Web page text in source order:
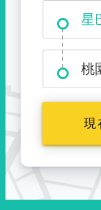
大
桃
現